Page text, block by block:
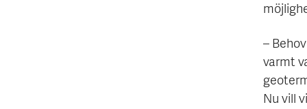
–
varmt
Nu vill